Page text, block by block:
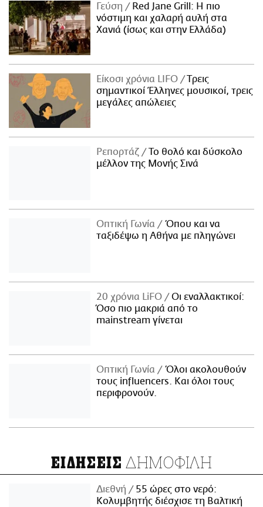
Γεύση
Red Jane Grill: Η πιο
νόστιμη και χαλαρή αυλή στα
Χανιά (ίσως και στην Ελλάδα)
Είκοσι χρόνια LIFO
Tρεις
σημαντικοί Έλληνες μουσικοί, τρεις
μεγάλες απώλειες
Ρεπορτάζ
Το θολό και δύσκολο
μέλλον της Μονής Σινά
Οπτική Γωνία
Όπου και να
ταξιδέψω η Αθήνα με πληγώνει
20 χρόνια LiFO
Οι εναλλακτικοί:
Όσο πιο μακριά από το
mainstream γίνεται
Οπτική Γωνία
Όλοι ακολουθούν
τους influencers. Και όλοι τους
περιφρονούν.
ΕΙΔΗΣΕΙΣ ΔΗΜΟΦΙΛΗ
Διεθνή
55 ώρες στο νερό:
Κολυμβητής διέσχισε τη Βαλτική